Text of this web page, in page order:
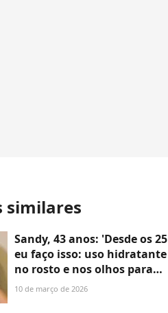
similares
Sandy, 43 anos: 'Desde os 25
eu faço isso: uso hidratante
no rosto e nos olhos para
dormir'
10 de março de 2026